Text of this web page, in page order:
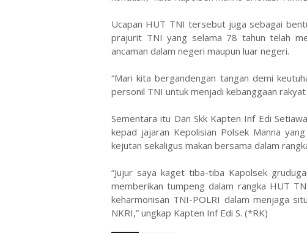
Ucapan HUT TNI tersebut juga sebagai
prajurit TNI yang selama 78 tahun telah
ancaman dalam negeri maupun luar negeri.
“Mari kita bergandengan tangan demi
personil TNI untuk menjadi kebanggaan
Sementara itu Dan Skk Kapten Inf Edi
kepad jajaran Kepolisian Polsek Manna
kejutan sekaligus makan bersama dalam
“Jujur saya kaget tiba-tiba Kapolsek
memberikan tumpeng dalam rangka HUT
keharmonisan TNI-POLRI dalam menjaga
NKRI,” ungkap Kapten Inf Edi S. (*RK)